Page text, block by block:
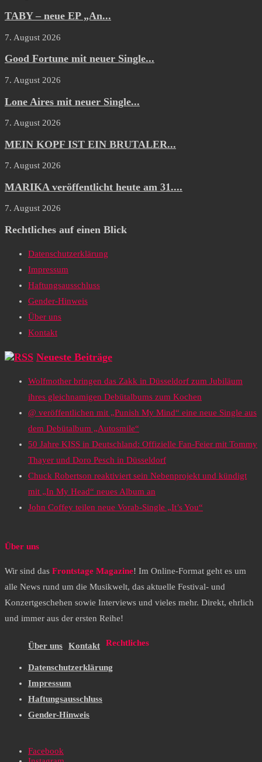
TABY – neue EP „An...
7. August 2026
Good Fortune mit neuer Single...
7. August 2026
Lone Aires mit neuer Single...
7. August 2026
MEIN KOPF IST EIN BRUTALER...
7. August 2026
MARIKA veröffentlicht heute am 31....
7. August 2026
Rechtliches auf einen Blick
Datenschutzerklärung
Impressum
Haftungsausschluss
Gender-Hinweis
Über uns
Kontakt
Neueste Beiträge
Wolfmother bringen das Zakk in Düsseldorf zum Jubiläum
ihres gleichnamigen Debütalbums zum Kochen
@ veröffentlichen mit „Punish My Mind“ eine neue Single aus
dem Debütalbum „Autosmile“
50 Jahre KISS in Deutschland: Offizielle Fan-Feier mit Tommy
Thayer und Doro Pesch in Düsseldorf
Chuck Robertson reaktiviert sein Nebenprojekt und kündigt
mit „In My Head“ neues Album an
John Coffey teilen neue Vorab-Single „It’s You“
Über uns
Wir sind das Frontstage Magazine! Im Online-Format geht es um
alle News rund um die Musikwelt, das aktuelle Festival- und
Konzertgeschehen sowie Interviews und vieles mehr. Direkt, ehrlich
und immer aus der ersten Reihe!
Über uns Kontakt Rechtliches
Datenschutzerklärung
Impressum
Haftungsausschluss
Gender-Hinweis
Facebook